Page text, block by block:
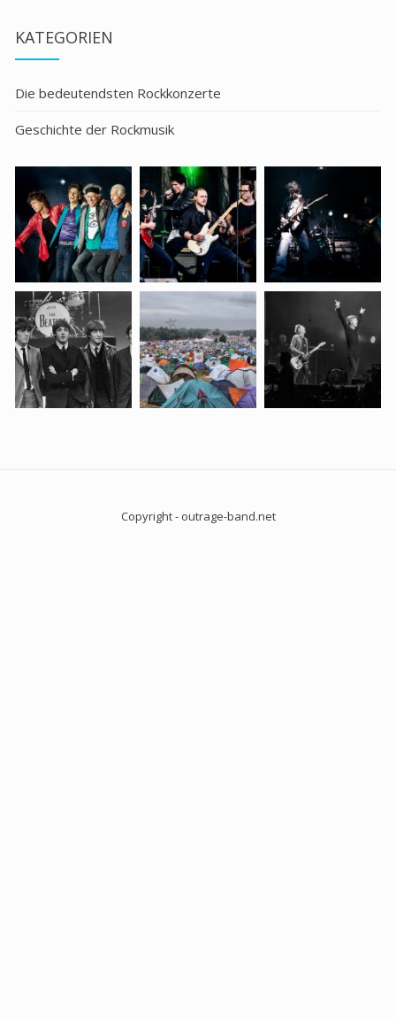
KATEGORIEN
Die bedeutendsten Rockkonzerte
Geschichte der Rockmusik